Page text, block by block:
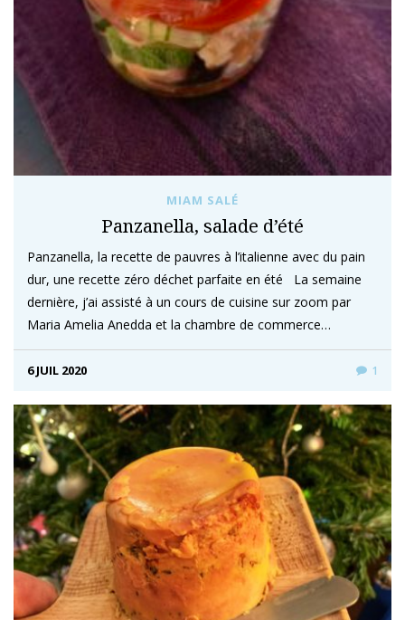
MIAM SALÉ
Panzanella, salade d’été
Panzanella, la recette de pauvres à l’italienne avec du pain
dur, une recette zéro déchet parfaite en été La semaine
dernière, j’ai assisté à un cours de cuisine sur zoom par
Maria Amelia Anedda et la chambre de commerce…
6 JUIL 2020 1